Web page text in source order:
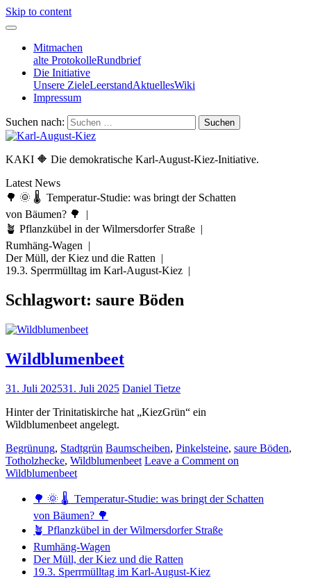
Skip to content
Mitmachen
alte ProtokolleRundbrief
Die Initiative
Unsere ZieleLeerstandAktuellesWiki
Impressum
Suchen nach:
KAKI 🔶 Die demokratische Karl-August-Kiez-Initiative.
Latest News
🌳 🌞 🌡️ Temperatur-Studie: was bringt der Schatten
von Bäumen? 🌳 |
🪴 Pflanzkübel in der Wilmersdorfer Straße |
Rumhäng-Wagen |
Der Müll, der Kiez und die Ratten |
19.3. Sperrmülltag im Karl-August-Kiez |
Schlagwort: saure Böden
Wildblumenbeet
31. Juli 202531. Juli 2025 Daniel Tietze
Hinter der Trinitatiskirche hat „KiezGrün“ ein
Wildblumenbeet angelegt.
Begrünung, Stadtgrün Baumscheiben, Pinkelsteine, saure Böden,
Totholzhecke, Wildblumenbeet Leave a Comment on
Wildblumenbeet
🌳 🌞 🌡️ Temperatur-Studie: was bringt der Schatten
von Bäumen? 🌳
🪴 Pflanzkübel in der Wilmersdorfer Straße
Rumhäng-Wagen
Der Müll, der Kiez und die Ratten
19.3. Sperrmülltag im Karl-August-Kiez